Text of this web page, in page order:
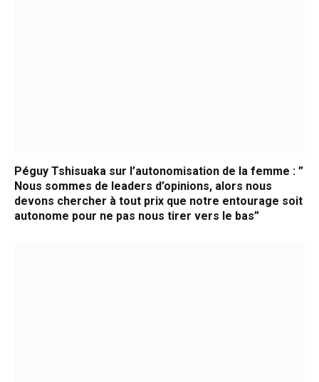
Péguy Tshisuaka sur l’autonomisation de la femme : ”
Nous sommes de leaders d’opinions, alors nous
devons chercher à tout prix que notre entourage soit
autonome pour ne pas nous tirer vers le bas”